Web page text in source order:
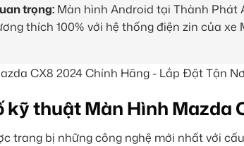
trọng: Màn hình Android tại Thành Phát
thích 100% với hệ thống điện zin của
kỹ thuật Màn Hình Mazda
trang bị những công nghệ mới nhất với